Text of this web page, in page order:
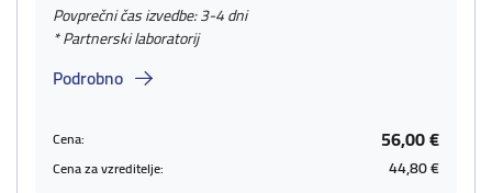
Povprečni čas izvedbe: 3-4 dni
* Partnerski laboratorij
Podrobno
Cena: 56,00 €
Cena za vzreditelje: 44,80 €